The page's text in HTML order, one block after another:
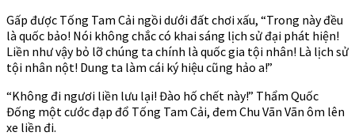
Gấp được Tống Tam Cải ngồi dưới đất chơi xấu, “Trong này đều
là quốc bảo! Nói không chắc có khai sáng lịch sử đại phát hiện!
Liền như vậy bỏ lỡ chúng ta chính là quốc gia tội nhân! Là lịch sử
tội nhân nột! Dung ta làm cái ký hiệu cũng hảo a!”
“Không đi ngươi liền lưu lại! Đào hố chết này!” Thẩm Quốc
Đống một cước đạp đổ Tống Tam Cải, đem Chu Vãn Vãn ôm lên
xe liền đi.